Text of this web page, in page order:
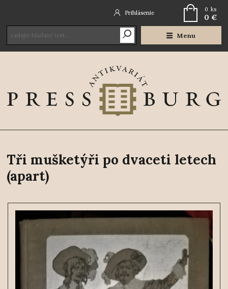
Menu
Prihlásenie 0 ks
0 €
Tři mušketýři po dvaceti letech
(apart)